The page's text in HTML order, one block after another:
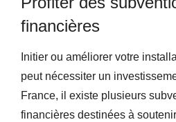
financières
Initier ou améliorer votre
peut nécessiter un
France, il existe plusieurs
financières destinées à